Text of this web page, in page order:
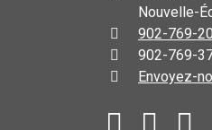
Nouvelle-
902-769-
902-769-
Envoyez-